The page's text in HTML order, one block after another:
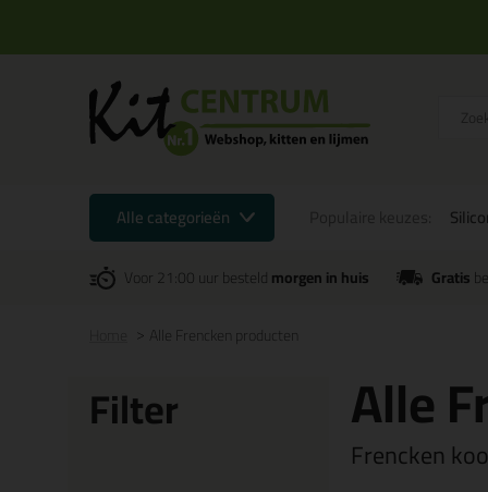
Alle categorieën
Voor 21:00 uur besteldmorgen in huis Gratis
Alle Frencken producten
Filter Alle
Frencken